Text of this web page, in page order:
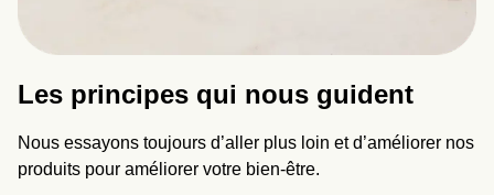
Les principes qui nous guident
Nous essayons toujours d’aller plus loin et d’améliorer nos
produits pour améliorer votre bien-être.